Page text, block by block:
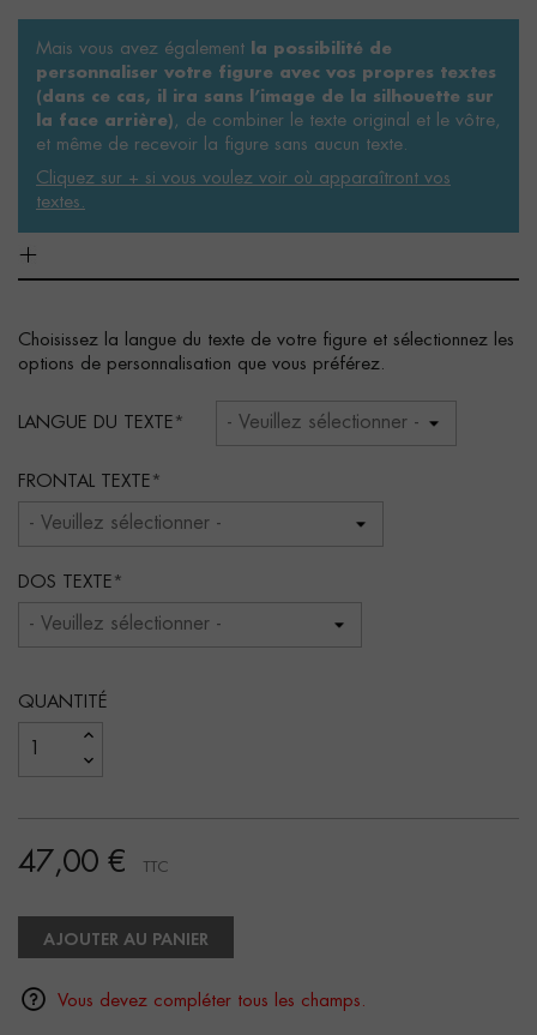
Mais vous avez également
la possibilité de
personnaliser votre figure avec vos propres textes
(dans ce cas, il ira sans l’image de la silhouette sur
la face arrière) , de combiner le texte original et le vôtre,
et même de recevoir la figure sans aucun texte.
Cliquez sur + si vous voulez voir où apparaîtront vos
textes.
Choisissez la langue du texte de votre figure et sélectionnez les
options de personnalisation que vous préférez.
LANGUE DU TEXTE
FRONTAL TEXTE
DOS TEXTE
QUANTITÉ
47,00 € TTC
AJOUTER AU PANIER
Vous devez compléter tous les champs.